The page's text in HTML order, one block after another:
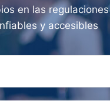
en las
y accesibles